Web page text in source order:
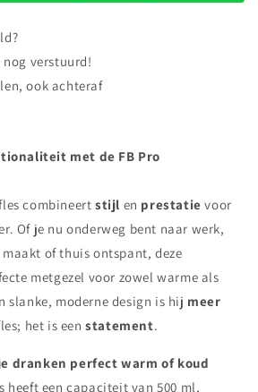
verstuurd!
ook achteraf
met de FB Pro
combineert stijl en prestatievoor
Of je nu onderweg bent naar werk,
of thuis ontspant, deze
metgezel voor zowel warme als
slanke, moderne design is hij meer
het is eenstatement.
dranken perfect warm of koud
heeft een capaciteit van 500 ml,